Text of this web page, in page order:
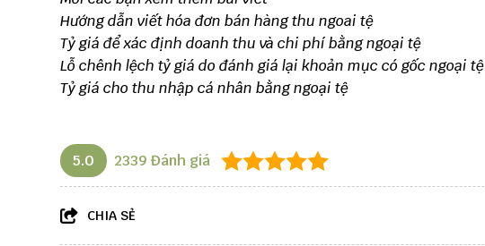
Hướng dẫn viết hóa đơn bán hàng thu ngoai tệ
Tỷ giá để xác định doanh thu và chi phí bằng ngoại tệ
Lỗ chênh lệch tỷ giá do đánh giá lại khoản mục có gốc ngoại tệ
Tỷ giá cho thu nhập cá nhân bằng ngoại tệ
5.0 2339 Đánh giá
CHIA SẺ